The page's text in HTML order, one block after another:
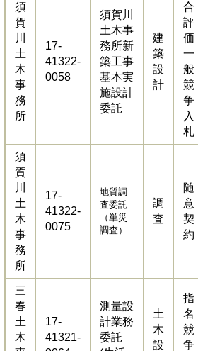
須
賀
川
土
木
事
務
所
17-
41322-
0058
須賀川
土木事
務所新
築工事
基本実
施設計
委託
建
築
設
計
合
評
価
一
般
競
争
入
札
須
賀
川
土
木
事
務
所
17-
41322-
0075
地質調
査委託
（単災
調査）
調
査
随
意
契
約
三
春
土
木
17-
41321-
測量設
計業務
委託
土
木
設
指
名
競
争